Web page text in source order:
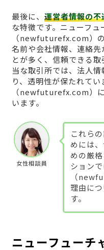
最後に、 運営者情報の不
な特徴です。ニューフュ
（newfuturefx.com）
名前や会社情報、連絡
とが多く、信頼できる
当な取引所では、法人
り、透明性が保たれて
（newfuturefx.com）
います。
女性相談員
これら
めには
めの厳
ション
（
理由に
す。
ニューフューチ